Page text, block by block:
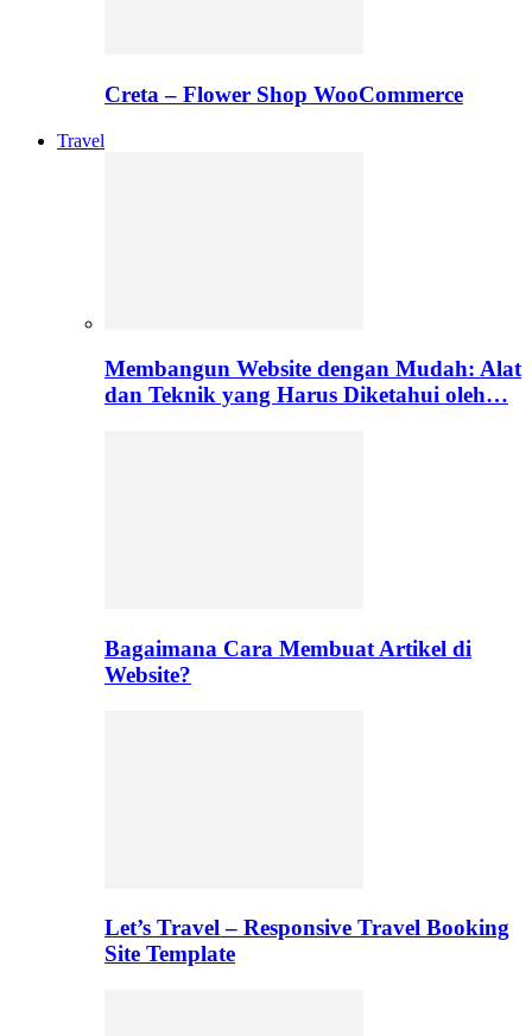
Creta – Flower Shop WooCommerce
Travel
Membangun Website dengan Mudah: Alat
dan Teknik yang Harus Diketahui oleh…
Bagaimana Cara Membuat Artikel di
Website?
Let’s Travel – Responsive Travel Booking
Site Template